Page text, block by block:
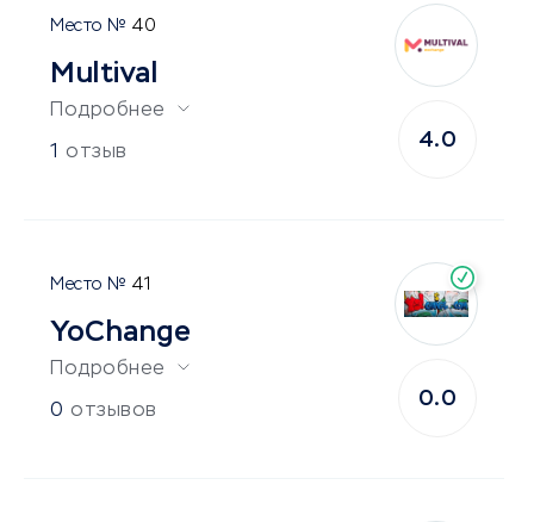
40
Multival
Подробнее
1 отзыв
4.0
41
YoChange
Подробнее
0 отзывов
0.0